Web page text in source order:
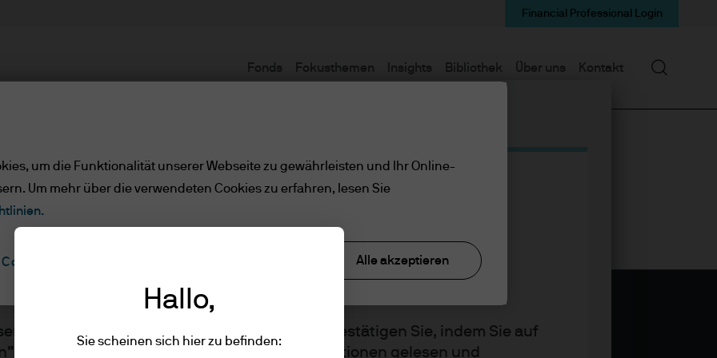
qualifizierte Anlege
Kunde/qualifizierte Anlege
Sie bitte die folgenden Informationen und bestätigen Sie, indem Sie auf
klicken, dass Sie die bereitgestellten Informationen gelesen und
Fonds Fokusthemen Insights Bibliothek Über uns Kontakt
Financial Professional Login
Suchen
Hallo,
Sie scheinen sich hier zu befinden:
um die Funktionalität unserer Webseite zu gewährleisten und Ihr Online-
Um mehr über die verwendeten Cookies zu erfahren, lesen Sie
Cookie-Einstellungen Alle akzeptieren